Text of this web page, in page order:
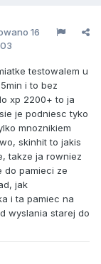
16
testowalem u
i to bez
xp 2200+ to ja
je podniesc tyko
mnoznikiem
skinhit to jakis
takze ja rowniez
do pamieci ze
jak
i ta pamiec na
wyslania starej do